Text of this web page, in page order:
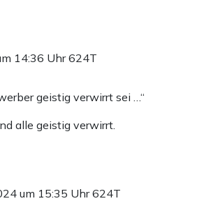
14:36 Uhr624T
geistig verwirrt sei …“
alle geistig verwirrt.
um 15:35 Uhr624T